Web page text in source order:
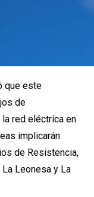
que este
de
red eléctrica en
implicarán
de Resistencia,
La Leonesa y La